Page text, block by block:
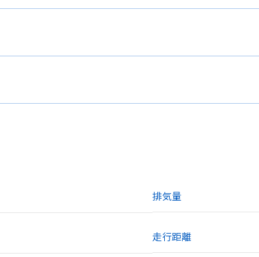
排気量
走行距離